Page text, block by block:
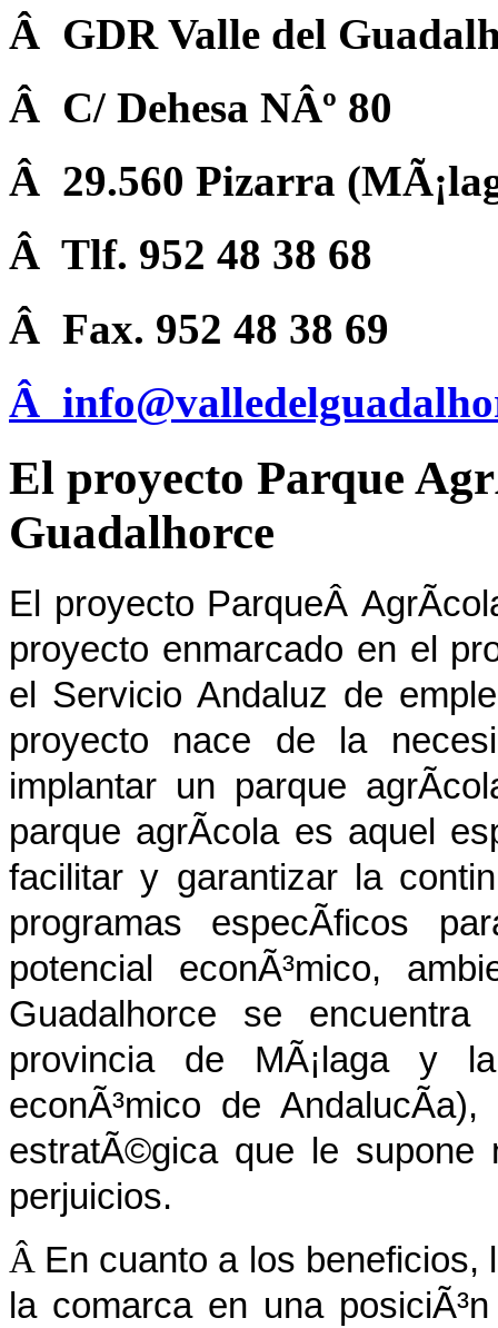
Â GDR Valle del
Â C/ Dehesa NÂº 80
Â 29.560 Pizarra
Â Tlf. 952 48 38 68
Â Fax. 952 48 38 69
Â
El proyecto Parque
Guadalhorce
El proyecto ParqueÂ
proyecto enmarcado en el
el Servicio Andaluz de
proyecto nace de la
implantar un parque
parque agrÃ­cola es aquel
facilitar y garantizar la
programas especÃ­ficos
potencial econÃ³mico,
Guadalhorce se
provincia de MÃ¡laga y
econÃ³mico de
estratÃ©gica que le supone
perjuicios.
Â En cuanto a los beneficios,
la comarca en una